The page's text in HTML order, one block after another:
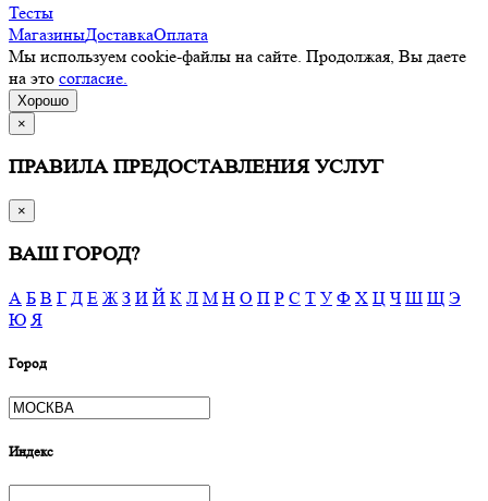
Тесты
МагазиныДоставкаОплата
Мы используем cookie-файлы на сайте. Продолжая, Вы даете
на это согласие.
Хорошо
×
ПРАВИЛА ПРЕДОСТАВЛЕНИЯ УСЛУГ
×
ВАШ ГОРОД?
А Б В Г Д Е Ж З И Й К Л М Н О П Р С Т У Ф Х Ц Ч Ш Щ Э
Ю Я
Город
Индекс